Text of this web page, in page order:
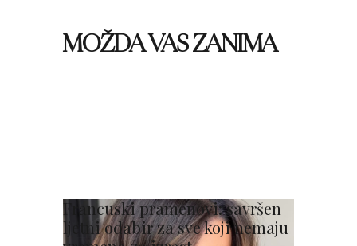
MOŽDA VAS ZANIMA
Francuski pramenovi: savršen
ljetni odabir za sve koji nemaju